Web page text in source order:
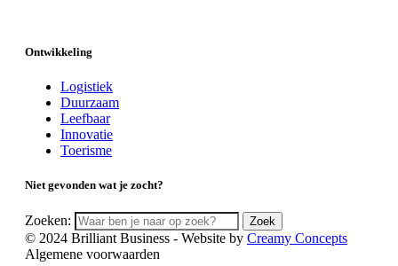
Ontwikkeling
Logistiek
Duurzaam
Leefbaar
Innovatie
Toerisme
Niet gevonden wat je zocht?
Zoeken: Zoek
© 2024 Brilliant Business - Website by Creamy Concepts
Algemene voorwaarden